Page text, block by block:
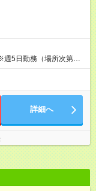
日150個配達×25日勤務
5日勤務（場所次第で
外での勤務可能性有り ※
次第、帰社OKです
詳細へ